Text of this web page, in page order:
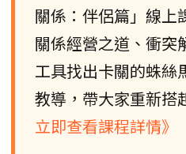
關係：伴侶篇」線上
關係經營之道、衝突
工具找出卡關的蛛絲
教導，帶大家重新搭
立即查看課程詳情》